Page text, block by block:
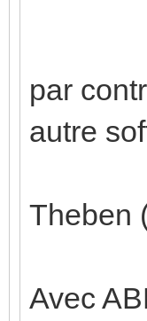
par
autre
Theben
Avec